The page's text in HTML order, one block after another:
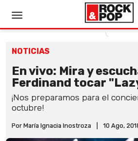
NOTICIAS
En vivo: Mira y
Ferdinand tocar
¡Nos preparamos para el
octubre!
Por María Ignacia Inostroza 10 Ago,